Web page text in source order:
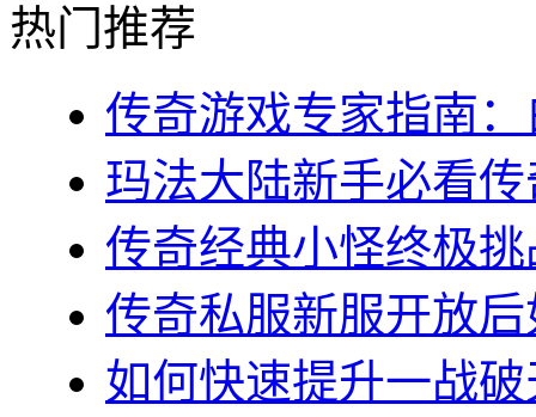
热门推荐
传奇游戏专家指南
玛法大陆新手必看
传奇经典小怪终极
传奇私服新服开放
如何快速提升一战